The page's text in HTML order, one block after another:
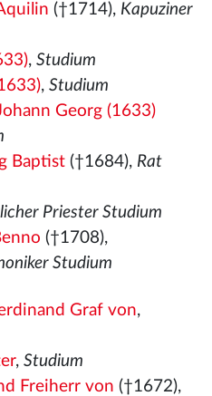
(†1714), Kapuziner
, Studium
, Studium
Georg (1633)
Baptist(†1684), Rat
Priester Studium
(†1708),
Studium
Graf von,
, Studium
Freiherr von (†1672),